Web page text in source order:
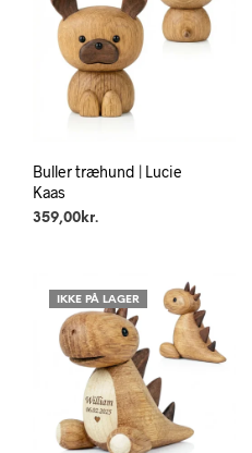
Buller træhund | Lucie
Kaas
359,00 kr.
IKKE PÅ LAGER